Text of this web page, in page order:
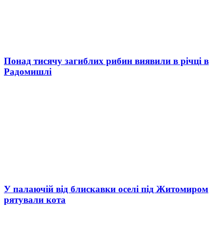
Понад тисячу загиблих рибин виявили в річці в
Радомишлі
У палаючій від блискавки оселі під Житомиром
рятували кота